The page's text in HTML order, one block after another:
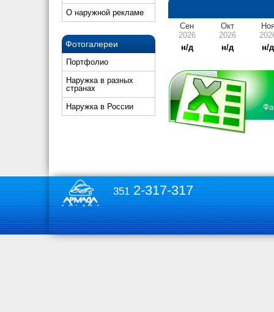
О наружной рекламе
Фотогалереи
Портфолио
Наружка в разных
странах
Наружка в России
Сен
2026
н/д
Окт
2026
н/д
н/д
3512-317-317